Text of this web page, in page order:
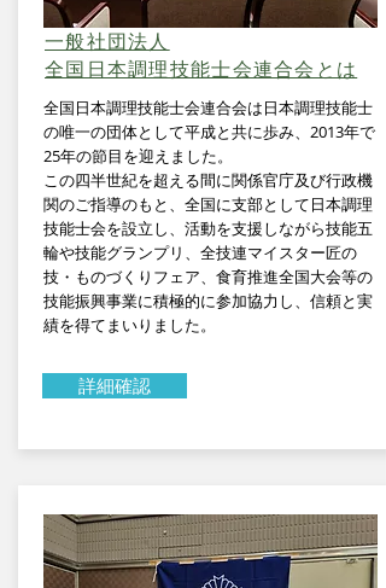
一般社団法人
全国日本調理技能士会連合会とは
全国日本調理技能士会連合会は日本調理技能士
の唯一の団体として平成と共に歩み、2013年で
25年の節目を迎えました。
この四半世紀を超える間に関係官庁及び行政機
関のご指導のもと、全国に支部として日本調理
技能士会を設立し、活動を支援しながら技能五
輪や技能グランプリ、全技連マイスター匠の
技・ものづくりフェア、食育推進全国大会等の
技能振興事業に積極的に参加協力し、信頼と実
績を得てまいりました。
詳細確認